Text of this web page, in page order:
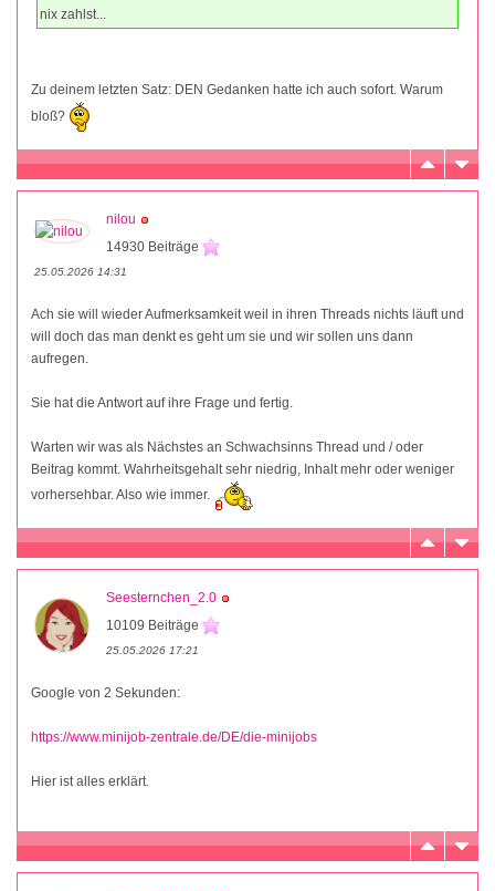
nix zahlst...
Zu deinem letzten Satz: DEN Gedanken hatte ich auch sofort. Warum
bloß?
nilou
14930 Beiträge
25.05.2026 14:31
Ach sie will wieder Aufmerksamkeit weil in ihren Threads nichts läuft und
will doch das man denkt es geht um sie und wir sollen uns dann
aufregen.
Sie hat die Antwort auf ihre Frage und fertig.
Warten wir was als Nächstes an Schwachsinns Thread und / oder
Beitrag kommt. Wahrheitsgehalt sehr niedrig, Inhalt mehr oder weniger
vorhersehbar. Also wie immer.
Seesternchen_2.0
10109 Beiträge
25.05.2026 17:21
Google von 2 Sekunden:
https://www.minijob-zentrale.de/DE/die-minijobs
Hier ist alles erklärt.